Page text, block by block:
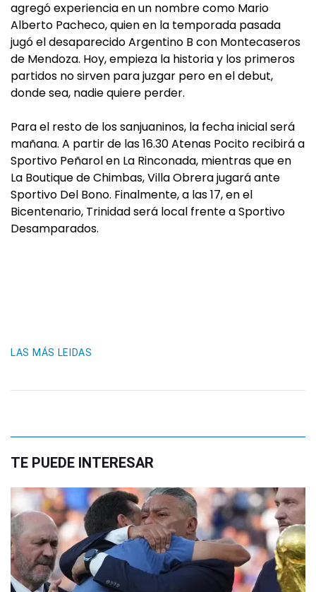
agregó experiencia en un nombre como Mario
Alberto Pacheco, quien en la temporada pasada
jugó el desaparecido Argentino B con Montecaseros
de Mendoza. Hoy, empieza la historia y los primeros
partidos no sirven para juzgar pero en el debut,
donde sea, nadie quiere perder.
Para el resto de los sanjuaninos, la fecha inicial será
mañana. A partir de las 16.30 Atenas Pocito recibirá a
Sportivo Peñarol en La Rinconada, mientras que en
La Boutique de Chimbas, Villa Obrera jugará ante
Sportivo Del Bono. Finalmente, a las 17, en el
Bicentenario, Trinidad será local frente a Sportivo
Desamparados.
LAS MÁS LEIDAS
TE PUEDE INTERESAR